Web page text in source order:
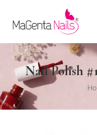
Nail Polish